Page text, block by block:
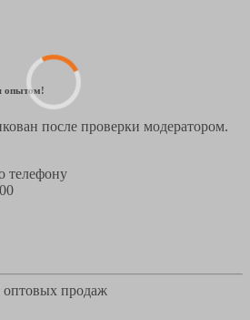
опытом!
после проверки модератором.
телефону
продаж